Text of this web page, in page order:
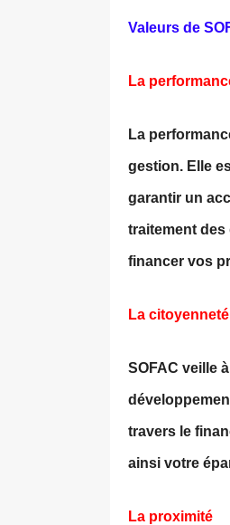
Valeurs de
La
La
gestion. Elle
garantir un
traitement des
financer vos
La citoyenneté
SOFAC veille
travers le
ainsi votre
La proximité